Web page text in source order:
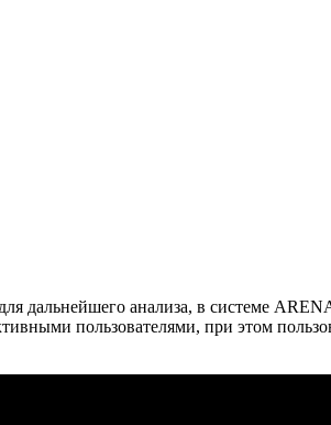
дальнейшего анализа, в системе
пользователями, при этом